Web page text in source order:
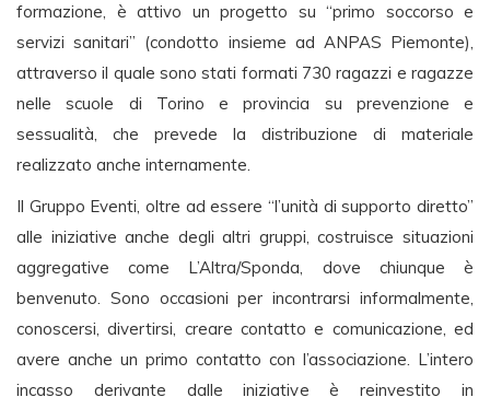
formazione, è attivo un progetto su “primo soccorso e
servizi sanitari” (condotto insieme ad ANPAS Piemonte),
attraverso il quale sono stati formati 730 ragazzi e ragazze
nelle scuole di Torino e provincia su prevenzione e
sessualità, che prevede la distribuzione di materiale
realizzato anche internamente.
Il Gruppo Eventi, oltre ad essere “l’unità di supporto diretto”
alle iniziative anche degli altri gruppi, costruisce situazioni
aggregative come L’Altra/Sponda, dove chiunque è
benvenuto. Sono occasioni per incontrarsi informalmente,
conoscersi, divertirsi, creare contatto e comunicazione, ed
avere anche un primo contatto con l’associazione. L’intero
incasso derivante dalle iniziative è reinvestito in